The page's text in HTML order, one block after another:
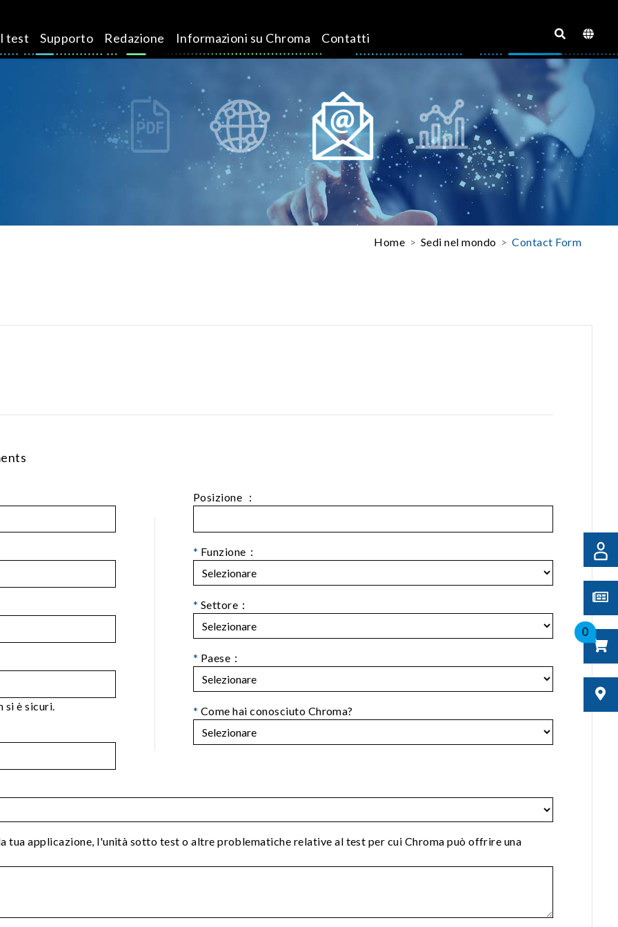
test Supporto Redazione Informazioni su Chroma Contatti
0
Home Sedi nel mondo Contact Form
si è sicuri.
Posizione ：
* Funzione：
* Settore：
* Paese：
* Come hai conosciuto Chroma?
tua applicazione, l'unità sotto test o altre problematiche relative al test per cui Chroma può offrire una